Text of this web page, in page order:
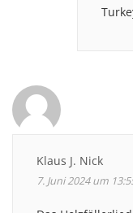
Klaus J. Nick
7. Juni 2024 um